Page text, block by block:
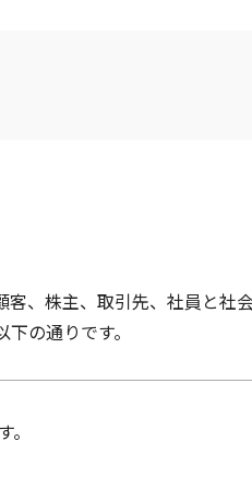
、株主、取引先、社員と社
の通りです。